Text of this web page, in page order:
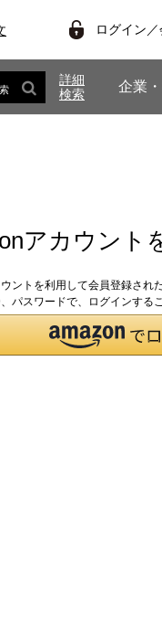
ログイン
詳細
検索
企業
アカウント
ントを利用して会員登録され
パスワードで、ログインする